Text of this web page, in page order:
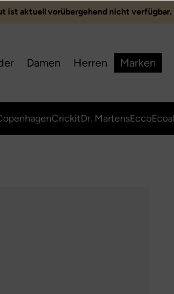
ist aktuell vorübergehend nicht verfügbar.
Damen Herren Marken
CrickitDr. MartensEcco